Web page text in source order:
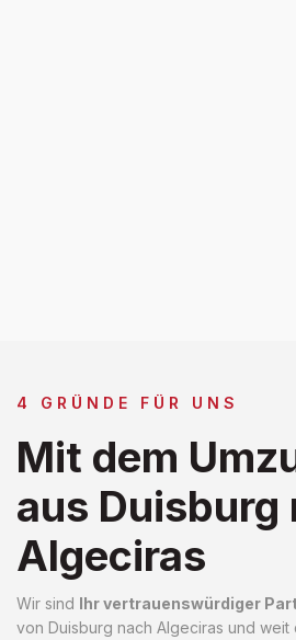
4 GRÜNDE FÜR UNS
Mit dem
aus Duisburg
Algeciras
Wir sind Ihr vertrauenswürdiger
von Duisburg nach Algeciras und weit